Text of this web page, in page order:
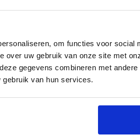
om functies voor social
over uw gebruik van onze site met
gegevens combineren met
van hun services.
bakplaten. Vul het
er wat zeep uitkomt.